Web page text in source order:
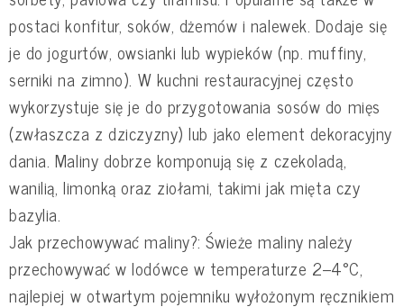
postaci konfitur, soków, dżemów i nalewek. Dodaje się
je do jogurtów, owsianki lub wypieków (np. muffiny,
serniki na zimno). W kuchni restauracyjnej często
wykorzystuje się je do przygotowania sosów do mięs
(zwłaszcza z dziczyzny) lub jako element dekoracyjny
dania. Maliny dobrze komponują się z czekoladą,
wanilią, limonką oraz ziołami, takimi jak mięta czy
bazylia.
Jak przechowywać maliny?: Świeże maliny należy
przechowywać w lodówce w temperaturze 2–4°C,
najlepiej w otwartym pojemniku wyłożonym ręcznikiem